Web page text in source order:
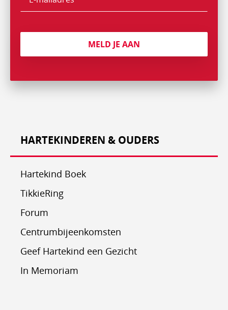
mailadres
MELD JE AAN
HARTEKINDEREN & OUDERS
Hartekind Boek
TikkieRing
Forum
Centrumbijeenkomsten
Geef Hartekind een Gezicht
In Memoriam